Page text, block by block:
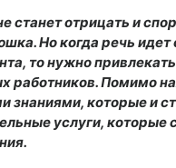
станет отрицать и
Но когда речь
то нужно
работников. Помимо
знаниями, которые и
услуги, которые